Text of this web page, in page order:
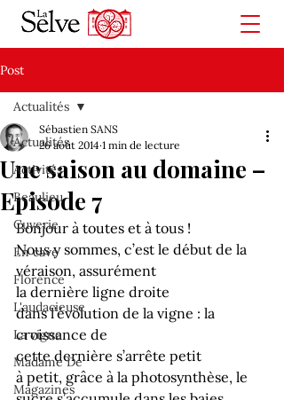
Post
Actualités
Activités
Beaulieu
Cuverie
En cave
Florence
L'audacieuse
La vigne
Madame De
Magazines
Actualités
Une saison au domaine –
Episode 7
Sébastien SANS
26 août 2014 1 min de lecture
Bonjour à toutes et à tous !
Nous y sommes, c’est le début de la
véraison, assurément
la dernière ligne droite
dans l’évolution de la vigne : la
croissance de
cette dernière s’arrête petit
à petit, grâce à la photosynthèse, le